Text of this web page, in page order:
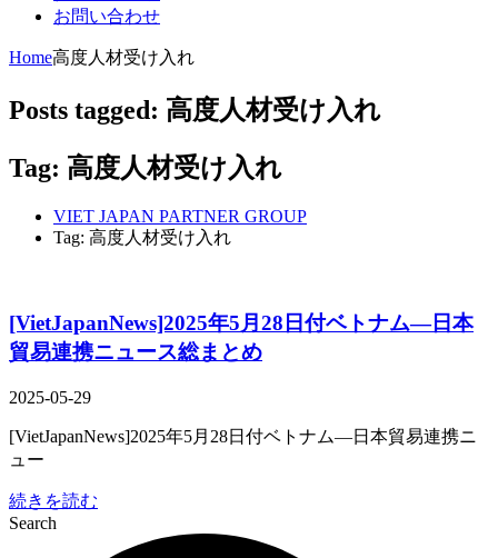
お問い合わせ
Home高度人材受け入れ
Posts tagged: 高度人材受け入れ
Tag: 高度人材受け入れ
VIET JAPAN PARTNER GROUP
Tag: 高度人材受け入れ
[VietJapanNews]2025年5月28日付ベトナム―日本
貿易連携ニュース総まとめ
2025-05-29
[VietJapanNews]2025年5月28日付ベトナム―日本貿易連携ニ
ュー
続きを読む
Search